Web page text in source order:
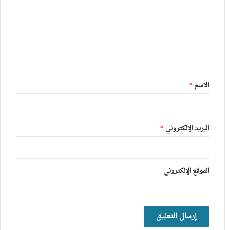
*
الاسم *
البريد الإلكتروني *
الموقع الإلكتروني